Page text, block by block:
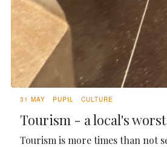
31 MAY PUPIL CULTURE
Tourism - a local's
Tourism is more times than not